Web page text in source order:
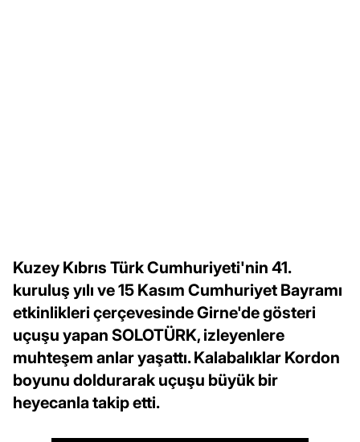
Kuzey Kıbrıs Türk Cumhuriyeti'nin 41.
kuruluş yılı ve 15 Kasım Cumhuriyet Bayramı
etkinlikleri çerçevesinde Girne'de gösteri
uçuşu yapan SOLOTÜRK, izleyenlere
muhteşem anlar yaşattı. Kalabalıklar Kordon
boyunu doldurarak uçuşu büyük bir
heyecanla takip etti.